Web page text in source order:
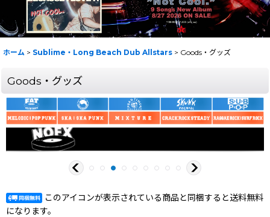
ホーム > Sublime・Long Beach Dub Allstars > Goods・グッズ
Goods・グッズ
このアイコンが表示されている商品と同梱すると送料無料
になります。